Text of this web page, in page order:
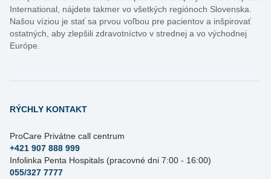
International, nájdete takmer vo všetkých regiónoch Slovenska.
Našou víziou je stať sa prvou voľbou pre pacientov a inšpirovať
ostatných, aby zlepšili zdravotníctvo v strednej a vo východnej
Európe.
RÝCHLY KONTAKT
ProCare Privátne call centrum
+421 907 888 999
Infolinka Penta Hospitals (pracovné dni 7:00 - 16:00)
055/327 7777